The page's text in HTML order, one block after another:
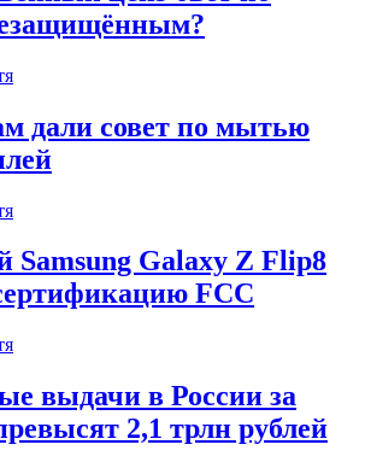
дали совет по мытью
Samsung Galaxy Z Flip8
FCC
выдачи в России за
2,1 трлн рублей